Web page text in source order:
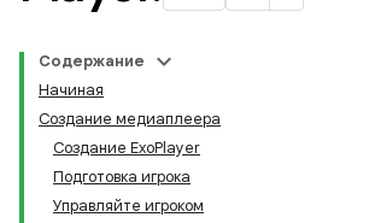
Содержание
Начиная
Создание медиаплеера
Создание ExoPlayer
Подготовка игрока
Управляйте игроком